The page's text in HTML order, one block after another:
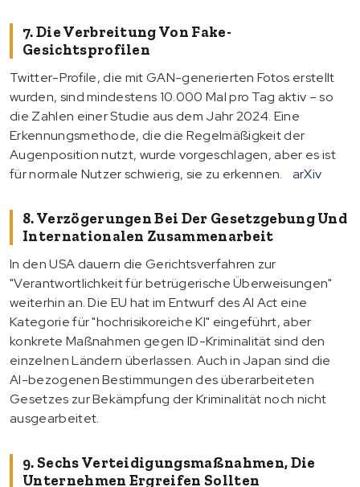
7. Die Verbreitung Von Fake-
Gesichtsprofilen
Twitter-Profile, die mit GAN-generierten Fotos erstellt
wurden, sind mindestens 10.000 Mal pro Tag aktiv – so
die Zahlen einer Studie aus dem Jahr 2024. Eine
Erkennungsmethode, die die Regelmäßigkeit der
Augenposition nutzt, wurde vorgeschlagen, aber es ist
für normale Nutzer schwierig, sie zu erkennen.
arXiv
8. Verzögerungen Bei Der Gesetzgebung Und
Internationalen Zusammenarbeit
In den USA dauern die Gerichtsverfahren zur
"Verantwortlichkeit für betrügerische Überweisungen"
weiterhin an. Die EU hat im Entwurf des AI Act eine
Kategorie für "hochrisikoreiche KI" eingeführt, aber
konkrete Maßnahmen gegen ID-Kriminalität sind den
einzelnen Ländern überlassen. Auch in Japan sind die
AI-bezogenen Bestimmungen des überarbeiteten
Gesetzes zur Bekämpfung der Kriminalität noch nicht
ausgearbeitet.
9. Sechs Verteidigungsmaßnahmen, Die
Unternehmen Ergreifen Sollten